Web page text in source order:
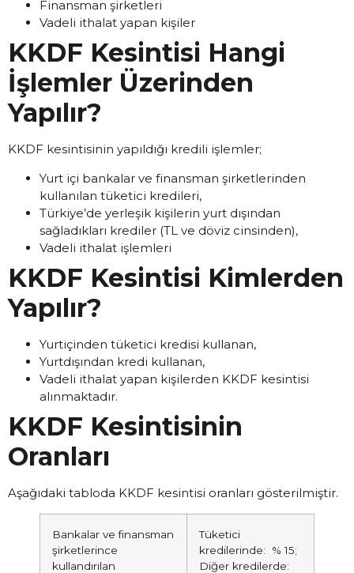
Finansman şirketleri
Vadeli ithalat yapan kişiler
KKDF Kesintisi Hangi
İşlemler Üzerinden
Yapılır?
KKDF kesintisinin yapıldığı kredili işlemler;
Yurt içi bankalar ve finansman şirketlerinden
kullanılan tüketici kredileri,
Türkiye’de yerleşik kişilerin yurt dışından
sağladıkları krediler (TL ve döviz cinsinden),
Vadeli ithalat işlemleri
KKDF Kesintisi Kimlerden
Yapılır?
Yurtiçinden tüketici kredisi kullanan,
Yurtdışından kredi kullanan,
Vadeli ithalat yapan kişilerden KKDF kesintisi
alınmaktadır.
KKDF Kesintisinin
Oranları
Aşağıdaki tabloda KKDF kesintisi oranları gösterilmiştir.
Bankalar ve finansman
şirketlerince
kullandırılan
Tüketici
kredilerinde: % 15;
Diğer kredilerde: